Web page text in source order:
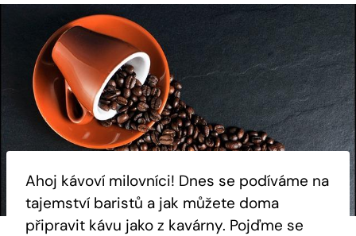
Ahoj kávoví milovníci! Dnes se podíváme na
tajemství baristů a jak můžete doma
připravit kávu jako z kavárny. Pojďme se